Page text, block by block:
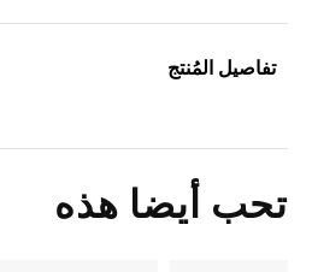
تفاصيل المُنتج
تحب أيضا هذه